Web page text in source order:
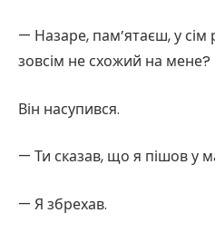
— Назаре, пам’ятаєш, у сім
зовсім не схожий на мене?
Він насупився.
— Ти сказав, що я пішов у
— Я збрехав.